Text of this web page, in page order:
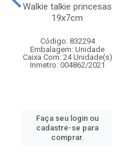
Walkie talkie princesas
19x7cm
Código: 832294
Embalagem: Unidade
Caixa Com: 24 Unidade(s)
Inmetro: 004862/2021
Faça seu login ou
cadastre-se para
comprar.